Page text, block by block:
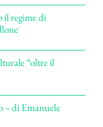
il regime di
“oltre il
– di Emanuele